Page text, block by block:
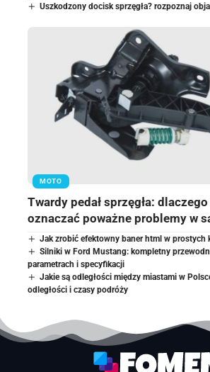
Uszkodzony docisk sprzęgła? rozpoznaj
MOTO
Twardy pedał sprzęgła:
oznaczać poważne problemy w
Jak zrobić efektowny baner html w prostych
Silniki w Ford Mustang: kompletny
parametrach i specyfikacji
Jakie są odległości między miastami w
odległości i czasy podróży